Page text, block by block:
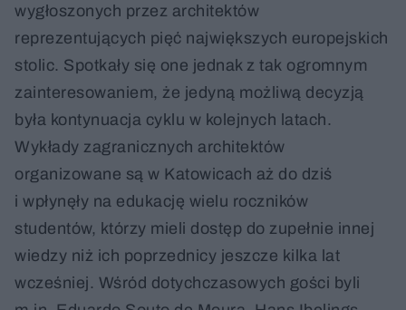
wygłoszonych przez architektów
reprezentujących pięć największych europejskich
stolic. Spotkały się one jednak z tak ogromnym
zainteresowaniem, że jedyną możliwą decyzją
była kontynuacja cyklu w kolejnych latach.
Wykłady zagranicznych architektów
organizowane są w Katowicach aż do dziś
i wpłynęły na edukację wielu roczników
studentów, którzy mieli dostęp do zupełnie innej
wiedzy niż ich poprzednicy jeszcze kilka lat
wcześniej. Wśród dotychczasowych gości byli